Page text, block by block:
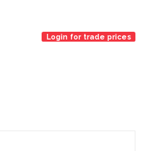
Login for trade prices